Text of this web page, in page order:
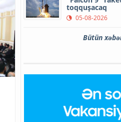
toqquşacaq
05-08-2026
Bütün